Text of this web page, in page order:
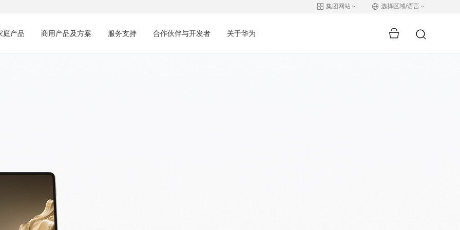
集团网站 选择区域/语言
庭产品 商用产品及方案 服务支持 合作伙伴与开发者 关于华为